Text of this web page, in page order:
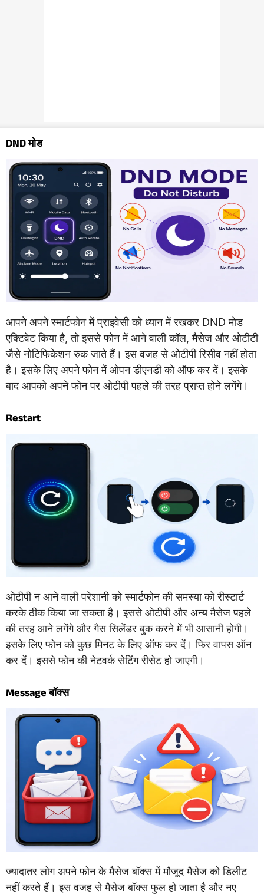
DND मोड
आपने अपने स्मार्टफोन में प्राइवेसी को ध्यान में रखकर DND मोड
एक्टिवेट किया है, तो इससे फोन में आने वाली कॉल, मैसेज और ओटीटी
जैसे नोटिफिकेशन रुक जाते हैं। इस वजह से ओटीपी रिसीव नहीं होता
है। इसके लिए अपने फोन में ओपन डीएनडी को ऑफ कर दें। इसके
बाद आपको अपने फोन पर ओटीपी पहले की तरह प्राप्त होने लगेंगे।
Restart
ओटीपी न आने वाली परेशानी को स्मार्टफोन की समस्या को रीस्टार्ट
करके ठीक किया जा सकता है। इससे ओटीपी और अन्य मैसेज पहले
की तरह आने लगेंगे और गैस सिलेंडर बुक करने में भी आसानी होगी।
इसके लिए फोन को कुछ मिनट के लिए ऑफ कर दें। फिर वापस ऑन
कर दें। इससे फोन की नेटवर्क सेटिंग रीसेट हो जाएगी।
Message बॉक्स
ज्यादातर लोग अपने फोन के मैसेज बॉक्स में मौजूद मैसेज को डिलीट
नहीं करते हैं। इस वजह से मैसेज बॉक्स फुल हो जाता है और नए